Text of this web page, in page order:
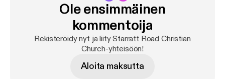
Ole ensimmäinen
kommentoija
Rekisteröidy nyt ja liity Starratt Road Christian
Church-yhteisöön!
Aloita maksutta